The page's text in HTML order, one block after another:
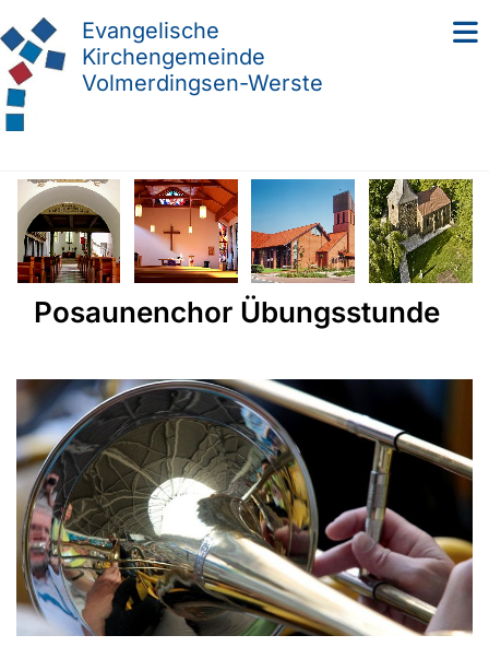
Evangelische
Kirchengemeinde
Volmerdingsen-Werste
Posaunenchor Übungsstunde